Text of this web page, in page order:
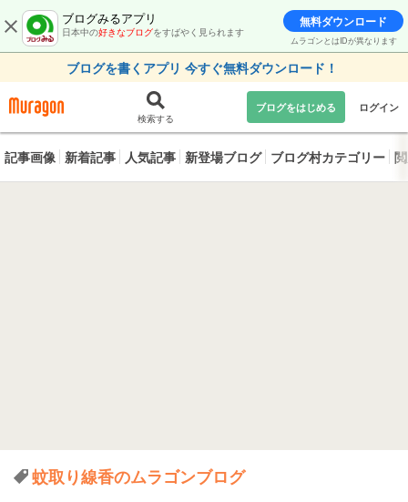
ブログみるアプリ
日本中の好きなブログをすばやく見られます
無料ダウンロード
ムラゴンとはIDが異なります
ブログを書くアプリ 今すぐ無料ダウンロード！
検索する
ブログをはじめる ログイン
記事画像 新着記事 人気記事 新登場ブログ ブログ村カテゴリー
蚊取り線香のムラゴンブログ